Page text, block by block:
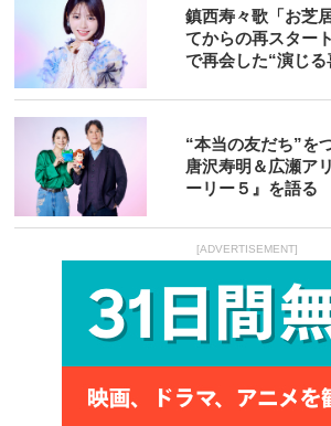
鎮西寿々歌「お芝
てからの再スター
で再会した“演じる
“本当の友だち”を
唐沢寿明＆広瀬ア
ーリー５』を語る
[ADVERTISEMENT]